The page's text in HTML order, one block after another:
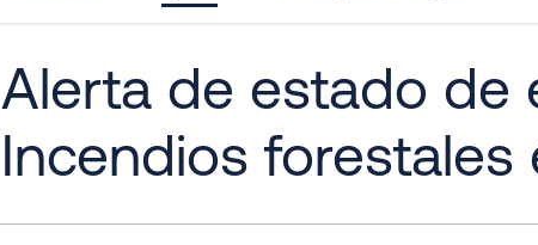
Alerta de estado de
Incendios forestales